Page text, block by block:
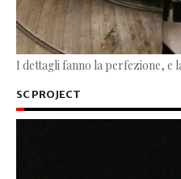
I dettagli fanno la perfezione, e
SC PROJECT